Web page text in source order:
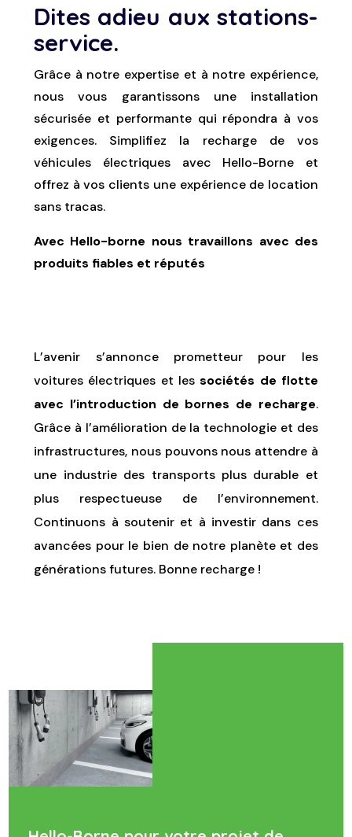
Dites adieu aux stations-
service.
Grâce à notre expertise et à notre expérience,
nous vous garantissons une installation
sécurisée et performante qui répondra à vos
exigences. Simplifiez la recharge de vos
véhicules électriques avec Hello-Borne et
offrez à vos clients une expérience de location
sans tracas.
Avec Hello-borne nous travaillons avec des
produits fiables et réputés
L’avenir s’annonce prometteur pour les
voitures électriques et lessociétés de flotte
avec l’introduction de bornes de recharge.
Grâce à l’amélioration de la technologie et des
infrastructures, nous pouvons nous attendre à
une industrie des transports plus durable et
plus respectueuse de l’environnement.
Continuons à soutenir et à investir dans ces
avancées pour le bien de notre planète et des
générations futures. Bonne recharge !